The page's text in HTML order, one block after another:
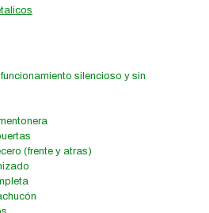
silencioso y sin
(frente y atras)